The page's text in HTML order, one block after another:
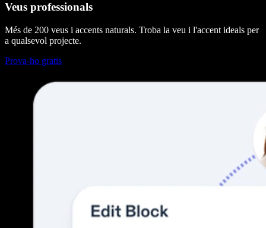
Veus professionals
Més de 200 veus i accents naturals. Troba la veu i l'accent ideals per
a qualsevol projecte.
Prova-ho gratis